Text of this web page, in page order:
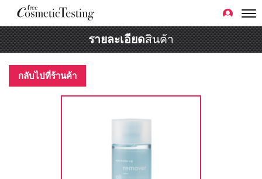
รายละเอียดสินค้า
กลับไปที่ร้านค้า